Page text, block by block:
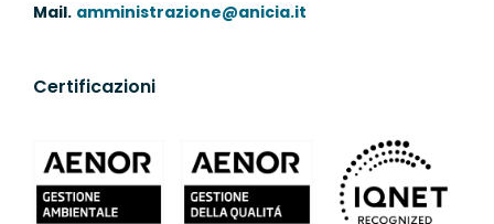
Mail. amministrazione@anicia.it
Certificazioni